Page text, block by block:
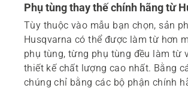
Phụ tùng thay thế chính hãng từ
Tùy thuộc vào mẫu bạn chọn, sản
Husqvarna có thể được làm từ hơn
phụ tùng, từng phụ tùng đều làm từ
thiết kế chất lượng cao nhất. Bằng
chúng chỉ bằng các bộ phận chính